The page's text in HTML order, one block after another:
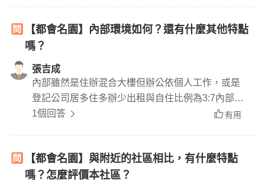
【都會名園】內部環境如何？還有什麼其他特點
嗎？
張吉成
內部雖然是住辦混合大樓但辦公依個人工作，或是
登記公司居多住多辦少出租與自住比例為3:7內部梯
間乾淨管委會有在做事情電梯更新「大約4年前」未
1個回答 有用
【都會名園】與附近的社區相比，有什麼特點
嗎？怎麼評價本社區？